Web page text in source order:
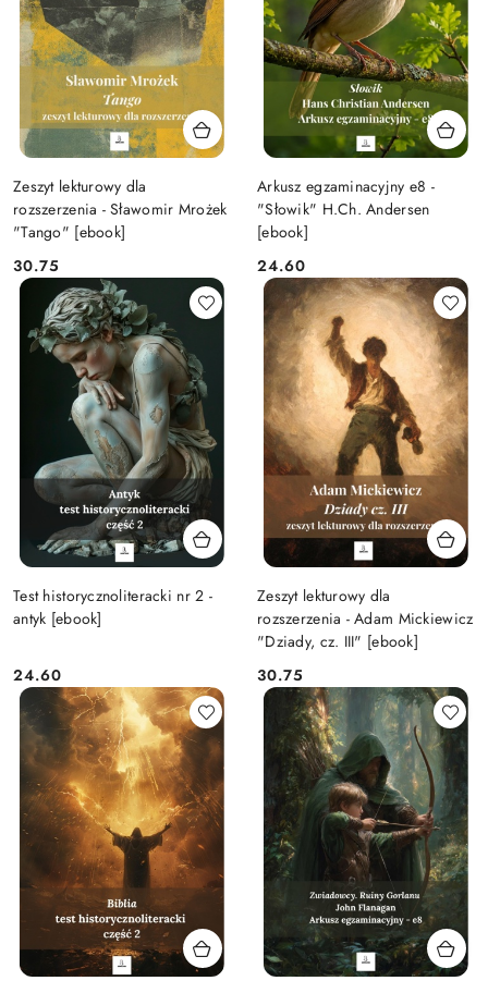
Zeszyt lekturowy dla
rozszerzenia - Sławomir Mrożek
"Tango" [ebook]
Cena:
30.75
Arkusz egzaminacyjny e8 -
"Słowik" H.Ch. Andersen
[ebook]
Cena:
24.60
Test historycznoliteracki nr 2 -
antyk [ebook]
Cena:
24.60
Zeszyt lekturowy dla
rozszerzenia - Adam Mickiewicz
"Dziady, cz. III" [ebook]
Cena:
30.75